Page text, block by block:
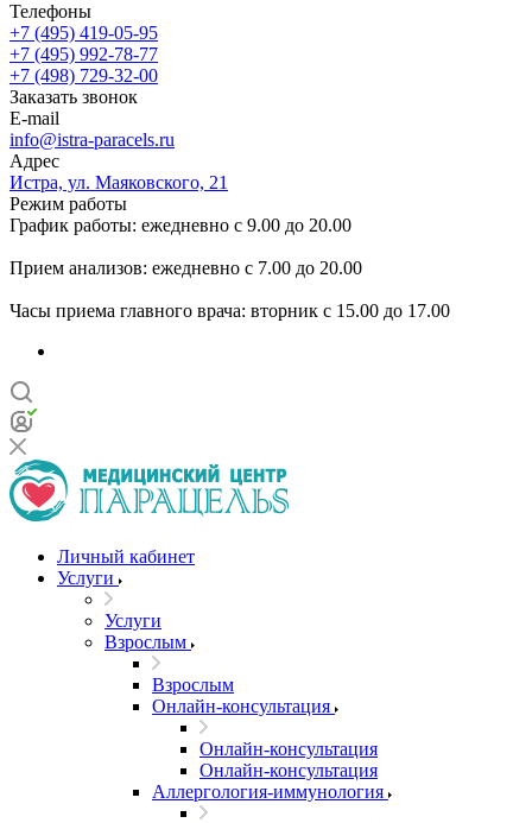
Телефоны
+7 (495) 419-05-95
+7 (495) 992-78-77
+7 (498) 729-32-00
Заказать звонок
E-mail
info@istra-paracels.ru
Адрес
Истра, ул. Маяковского, 21
Режим работы
График работы: ежедневно с 9.00 до 20.00
Прием анализов: ежедневно с 7.00 до 20.00
Часы приема главного врача: вторник с 15.00 до 17.00
Личный кабинет
Услуги
Услуги
Взрослым
Взрослым
Онлайн-консультация
Онлайн-консультация
Онлайн-консультация
Аллергология-иммунология